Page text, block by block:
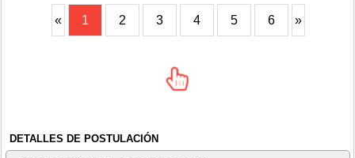
« 1 2 3 4 5 6 »
DETALLES DE POSTULACIÓN